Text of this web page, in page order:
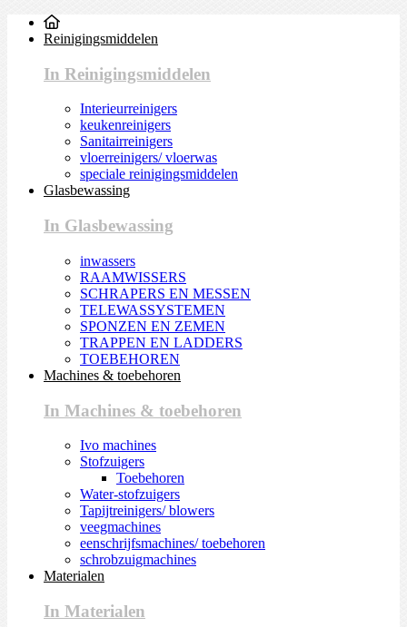
Reinigingsmiddelen
In Reinigingsmiddelen
Interieurreinigers
keukenreinigers
Sanitairreinigers
vloerreinigers/ vloerwas
speciale reinigingsmiddelen
Glasbewassing
In Glasbewassing
inwassers
RAAMWISSERS
SCHRAPERS EN MESSEN
TELEWASSYSTEMEN
SPONZEN EN ZEMEN
TRAPPEN EN LADDERS
TOEBEHOREN
Machines & toebehoren
In Machines & toebehoren
Ivo machines
Stofzuigers
Toebehoren
Water-stofzuigers
Tapijtreinigers/ blowers
veegmachines
eenschrijfsmachines/ toebehoren
schrobzuigmachines
Materialen
In Materialen